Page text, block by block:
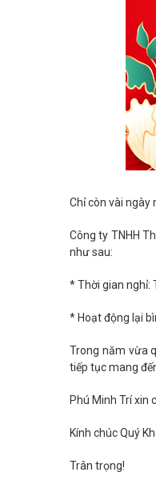
Chỉ còn vài ngày
Công ty TNHH
như sau:
* Thời gian nghỉ:
* Hoạt động lại
Trong năm vừa
tiếp tục mang
Phú Minh Trí xin
Kính chúc Quý
Trân trọng!